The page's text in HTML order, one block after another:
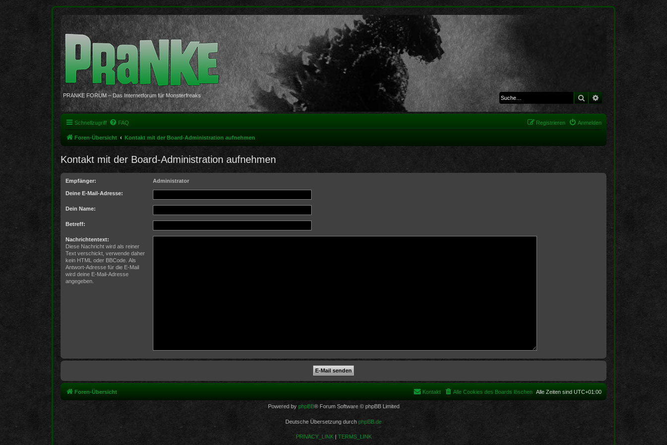
PRANKE FORUM – Das Internetforum für Monsterfreaks Suche Erweiterte Suche
Schnellzugriff FAQ Anmelden
Registrieren
Foren-Übersicht Kontakt mit der Board-Administration aufnehmen
Kontakt mit der Board-Administration aufnehmen
Empfänger: Administrator
Deine E-Mail-Adresse:
Dein Name:
Betreff:
Nachrichtentext:
Diese Nachricht wird als reiner
Text verschickt, verwende daher
kein HTML oder BBCode. Als
Antwort-Adresse für die E-Mail
wird deine E-Mail-Adresse
angegeben.
Foren-Übersicht Alle Zeiten sind UTC+01:00
Alle Cookies des Boards löschen
Kontakt
Powered by phpBB® Forum Software © phpBB Limited
Deutsche Übersetzung durch phpBB.de
PRIVACY_LINK| TERMS_LINK